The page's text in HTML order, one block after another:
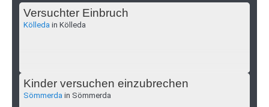
Versuchter Einbruch
Kölleda in Kölleda
Kinder versuchen einzubrechen
Sömmerda in Sömmerda